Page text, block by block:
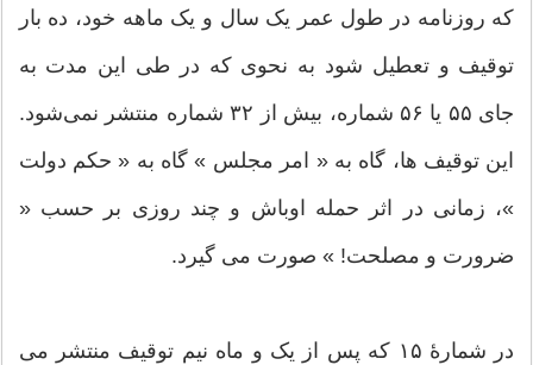
که روزنامه در طول عمر یک سال و یک ماهه خود، ده بار
توقیف و تعطیل شود به نحوی که در طی این مدت به
جای ۵۵ یا ۵۶ شماره، بیش از ۳۲ شماره منتشر نمی‌شود.
این توقیف ها، گاه به « امر مجلس » گاه به « حکم دولت
»، زمانی در اثر حمله اوباش و چند روزی بر حسب «
ضرورت و مصلحت! » صورت می گیرد.
در شمارۀ ۱۵ که پس از یک و ماه نیم توقیف منتشر می